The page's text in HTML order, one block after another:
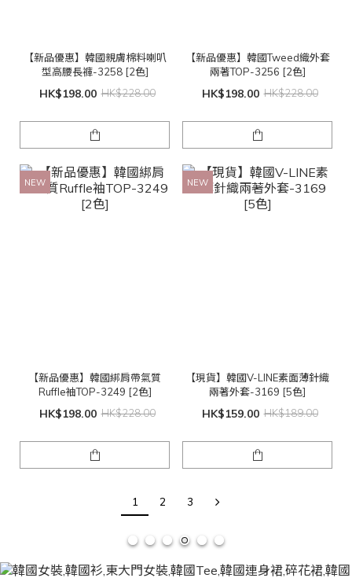
【新品優惠】韓國親膚棉料喇叭
型高腰長褲-3258 [2色]
HK$198.00 HK$228.00
【新品優惠】韓國Tweed織外套
兩著TOP-3256 [2色]
HK$198.00 HK$228.00
NEW
【新品優惠】韓國綁肩帶氣質
Ruffle袖TOP-3249 [2色]
HK$198.00 HK$228.00
NEW
【現貨】韓國V-LINE素面薄針織
兩著外套-3169 [5色]
HK$159.00 HK$189.00
1 2 3